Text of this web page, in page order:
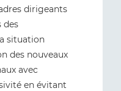
dirigeants
des
situation
des nouveaux
avec
en évitant